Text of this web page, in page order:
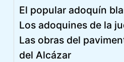
El popular adoquín
Los adoquines de la
Las obras del
del Alcázar